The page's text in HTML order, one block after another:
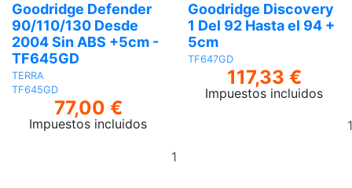
Goodridge Defender
90/110/130 Desde
2004 Sin ABS +5cm -
TF645GD
TERRA
TF645GD
77,00 €
Impuestos incluidos
Goodridge Discovery
1 Del 92 Hasta el 94 +
5cm
TF647GD
117,33 €
Impuestos incluidos